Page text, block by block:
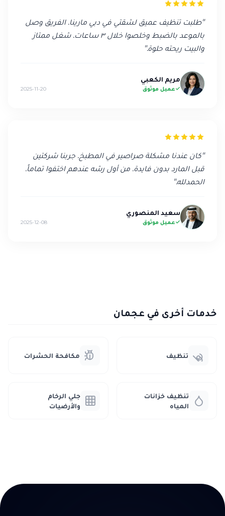
"طلبت تنظيف عميق لشقتي في دبي مارينا. الفريق وصل
بالموعد بالضبط وخلصوا خلال ٣ ساعات. شغل ممتاز
والبيت ريحته حلوة."
مريم الكعبي
عميل موثوق 2025-11-20
"كان عندنا مشكلة صراصير في المطبخ. جربنا شركتين
قبل المارد بدون فايدة. من أول رشه عندهم اختفوا تماماً.
الحمدلله."
سعيد المنصوري
عميل موثوق 2025-12-08
خدمات أخرى في عجمان
تنظيف مكافحة الحشرات
تنظيف خزانات
المياه
جلي الرخام
والأرضيات